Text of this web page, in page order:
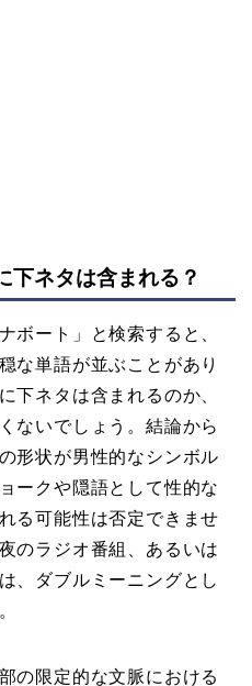
下ネタは含まれる？
ボート」と検索すると、
な単語が並ぶことがあり
下ネタは含まれるのか、
ないでしょう。結論から
形状が男性的なシンボル
ークや隠語として性的な
る可能性は否定できませ
のラジオ番組、あるいは
、ダブルミーニングとし
の限定的な文脈における